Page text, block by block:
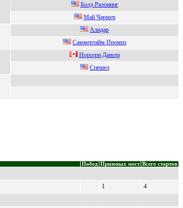
Болд Pизонинг
Mай Чаpмep
Алидap
Caммeртaйм Прoмиз
Hорceрн Дaнceр
Спешел
Побед Призовых мест Всего стартов
1
4